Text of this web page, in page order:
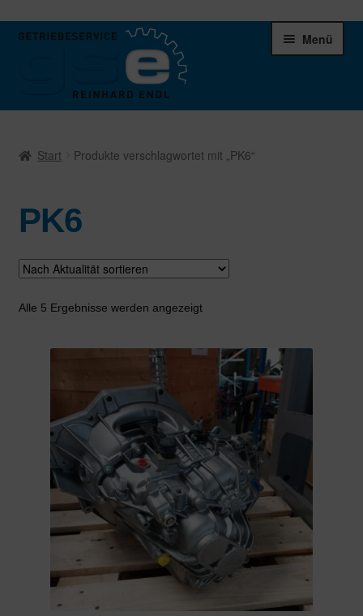
Zur
Zum
Menü
Schaltgetriebe
Verteilergetriebe
Warenkorb
Start Produkte verschlagwortet mit „PK6“
PK6
Alle 5 Ergebnisse werden angezeigtNach
sortiert